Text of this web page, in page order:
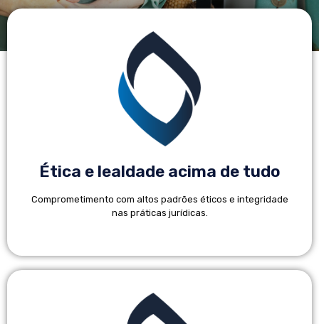
Ética e lealdade acima de tudo
Comprometimento com altos padrões éticos e integridade
nas práticas jurídicas.